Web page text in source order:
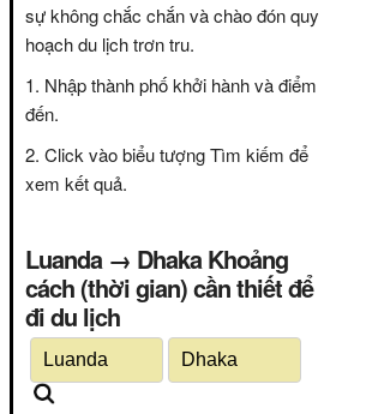
sự không chắc chắn và chào đón quy
hoạch du lịch trơn tru.
Nhập thành phố khởi hành và điểm
đến.
Click vào biểu tượng Tìm kiếm để
xem kết quả.
Luanda → Dhaka Khoảng
cách (thời gian) cần thiết để
đi du lịch